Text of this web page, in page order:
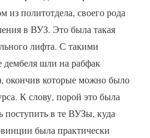
из политотдела, своего рода
в ВУЗ. Это была такая
лифта. С такими
шли на рабфак
окончив которые можно было
К слову, порой это была
поступить в те ВУЗы, куда
была практически